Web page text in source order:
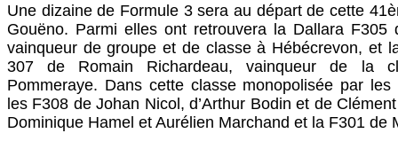
Une dizaine de Formule 3 sera au départ de cette
Gouëno. Parmi elles ont retrouvera la Dallara F305
vainqueur de groupe et de classe à Hébécrevon, et
307 de Romain Richardeau, vainqueur de la
Pommeraye. Dans cette classe monopolisée par les
les F308 de Johan Nicol, d’Arthur Bodin et de
Dominique Hamel et Aurélien Marchand et la F301